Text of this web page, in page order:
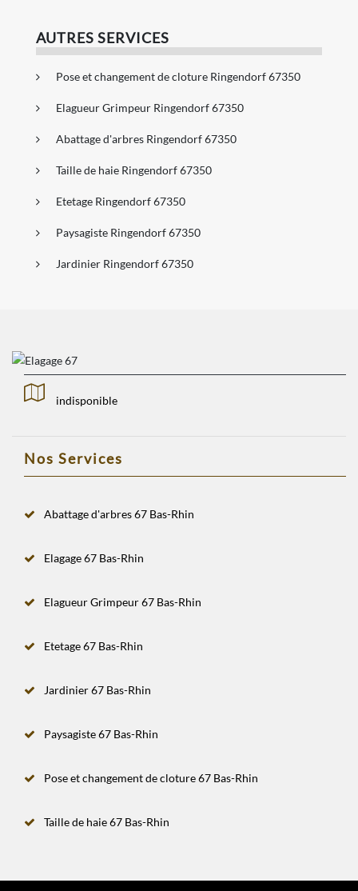
AUTRES SERVICES
Pose et changement de cloture Ringendorf 67350
Elagueur Grimpeur Ringendorf 67350
Abattage d'arbres Ringendorf 67350
Taille de haie Ringendorf 67350
Etetage Ringendorf 67350
Paysagiste Ringendorf 67350
Jardinier Ringendorf 67350
indisponible
Nos Services
Abattage d'arbres 67 Bas-Rhin
Elagage 67 Bas-Rhin
Elagueur Grimpeur 67 Bas-Rhin
Etetage 67 Bas-Rhin
Jardinier 67 Bas-Rhin
Paysagiste 67 Bas-Rhin
Pose et changement de cloture 67 Bas-Rhin
Taille de haie 67 Bas-Rhin